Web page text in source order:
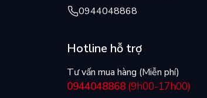
0944048868
Hotline hỗ trợ
Tư vấn mua hàng (Miễn phí)
0944048868 (9h00-17h00)